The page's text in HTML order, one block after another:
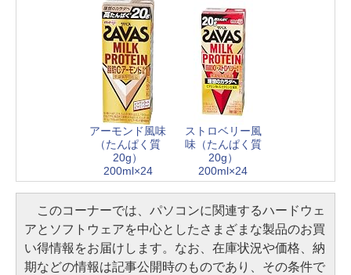
アーモンド風味
（たんぱく質
20g）
200ml×24
ストロベリー風
味（たんぱく質
20g）
200ml×24
このコーナーでは、パソコンに関連するハードウェ
アとソフトウェアを中心としたさまざまな製品のお買
い得情報をお届けします。なお、在庫状況や価格、納
期などの情報は記事公開時のものであり、その条件で